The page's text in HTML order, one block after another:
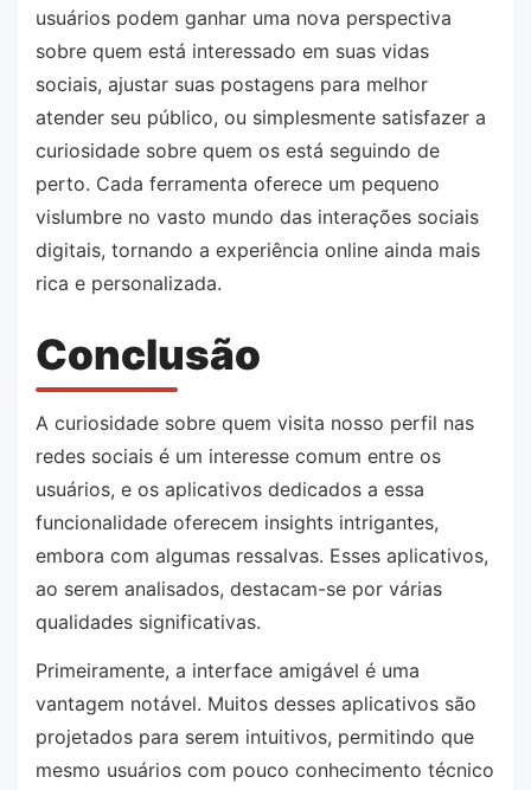
usuários podem ganhar uma nova perspectiva
sobre quem está interessado em suas vidas
sociais, ajustar suas postagens para melhor
atender seu público, ou simplesmente satisfazer a
curiosidade sobre quem os está seguindo de
perto. Cada ferramenta oferece um pequeno
vislumbre no vasto mundo das interações sociais
digitais, tornando a experiência online ainda mais
rica e personalizada.
Conclusão
A curiosidade sobre quem visita nosso perfil nas
redes sociais é um interesse comum entre os
usuários, e os aplicativos dedicados a essa
funcionalidade oferecem insights intrigantes,
embora com algumas ressalvas. Esses aplicativos,
ao serem analisados, destacam-se por várias
qualidades significativas.
Primeiramente, a interface amigável é uma
vantagem notável. Muitos desses aplicativos são
projetados para serem intuitivos, permitindo que
mesmo usuários com pouco conhecimento técnico